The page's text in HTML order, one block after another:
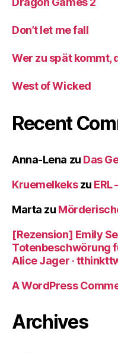
Don’t let me fall
Wer zu spät kommt,
West of Wicked
Recent
Anna-Lena zu Das
Kruemelkekszu ERL
Marta zu
[Rezension] Emily
Totenbeschwörung
Alice Jager ·
A WordPress
Archives